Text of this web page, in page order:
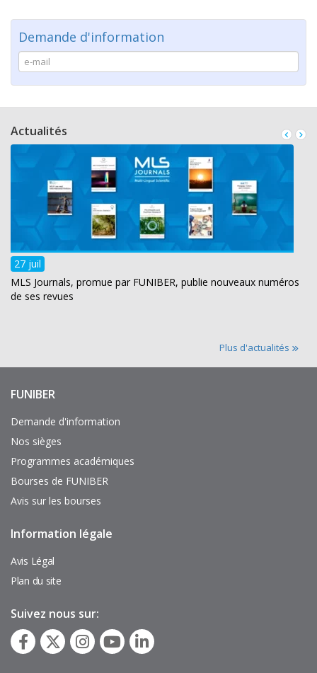
Demande d'information
Actualités
27 juil
MLS Journals, promue par FUNIBER, publie nouveaux numéros
de ses revues
Plus d'actualités
Enlaces
interés
FUNIBER
Demande d'information
Nos sièges
Programmes académiques
Bourses de FUNIBER
Avis sur les bourses
Pie
página
Information légale
Avis Légal
Plan du site
Suivez nous sur: